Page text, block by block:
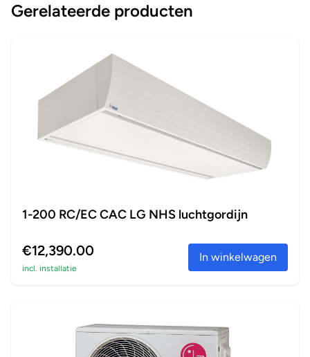
Gerelateerde producten
1-200 RC/EC CAC LG NHS luchtgordijn
€12,390.00
incl. installatie
In winkelwagen